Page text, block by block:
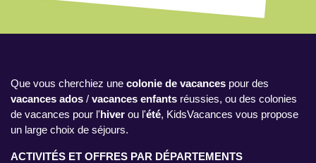
Que vous cherchiez une colonie de vacances pour des
vacances ados / vacances enfants réussies, ou des colonies
de vacances pour l'hiver ou l'été, KidsVacances vous propose
un large choix de séjours.
ACTIVITÉS ET OFFRES PAR DÉPARTEMENTS